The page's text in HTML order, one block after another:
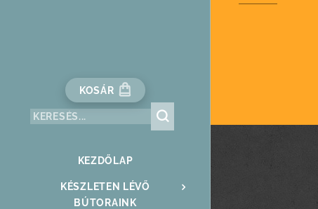
KOSÁR
KEZDŐLAP
KÉSZLETEN LÉVŐ
BÚTORAINK